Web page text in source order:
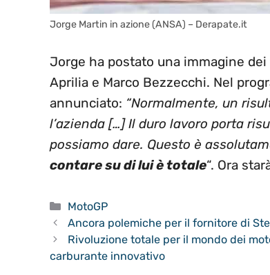
Jorge Martin in azione (ANSA) – Derapate.it
Jorge ha postato una immagine
Aprilia e Marco Bezzecchi. Nel
annunciato: “Normalmente, un
l’azienda […] Il duro lavoro porta
possiamo dare. Questo è
contare su di lui è totale“. Ora
Categorie
MotoGP
Ancora polemiche per il fornitore di
Rivoluzione totale per il mondo dei
carburante innovativo